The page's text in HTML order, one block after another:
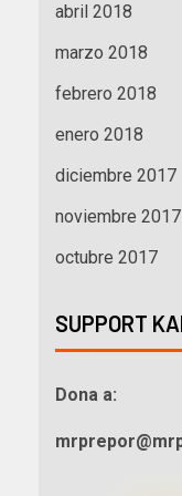
abril 2018
marzo 2018
febrero 2018
enero 2018
diciembre 2017
noviembre 2017
octubre 2017
SUPPORT
Dona a: